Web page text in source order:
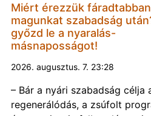
Miért érezzük fáradtabban
magunkat szabadság
győzd le a nyaralás-
másnaposságot!
2026. augusztus. 7. 23:28
– Bár a nyári szabadság célja
regenerálódás, a zsúfolt